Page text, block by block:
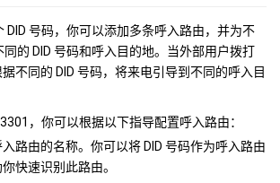
DID 号码，你可以添加多条呼入路由，并为不
的 DID 号码和呼入目的地。当外部用户拨打
据不同的 DID 号码，将来电引导到不同的呼入目
，你可以根据以下指导配置呼入路由：
入路由的名称。你可以将 DID 号码作为呼入路由
快速识别此路由。